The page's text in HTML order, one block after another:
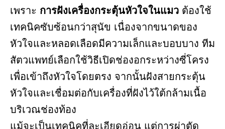
เพราะ การฝังเครื่องกระตุ้นหัวใจในแมว ต้องใช้
เทคนิคซับซ้อนกว่าสุนัข เนื่องจากขนาดของ
หัวใจและหลอดเลือดมีความเล็กและบอบบาง ทีม
สัตวแพทย์เลือกใช้วิธีเปิดช่องอกระหว่างซี่โครง
เพื่อเข้าถึงหัวใจโดยตรง จากนั้นฝังสายกระตุ้น
หัวใจและเชื่อมต่อกับเครื่องที่ฝังไว้ใต้กล้ามเนื้อ
บริเวณช่องท้อง
แม้จะเป็นเทคนิคที่ละเอียดอ่อน แต่การผ่าตัด